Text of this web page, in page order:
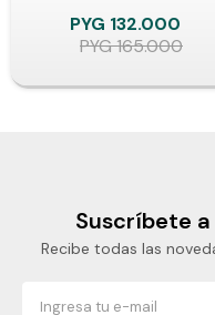
PYG 132.000
PYG165.000
Suscríbete
Recibe todas las